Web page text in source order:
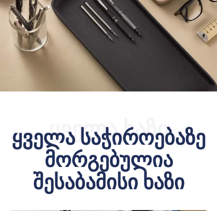
ყველა ხაზი
ყველა საჭიროებაზე
მორგებულია
შესაბამისი ხაზი